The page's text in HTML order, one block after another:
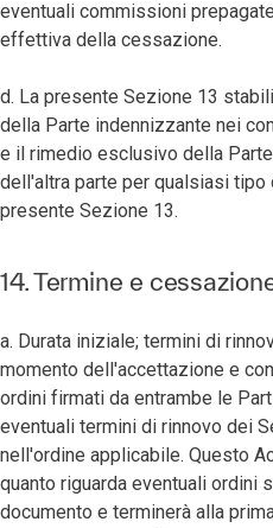
eventuali commissioni
effettiva della cessazione.
d. La presente Sezione 13
della Parte indennizzante nei
e il rimedio esclusivo della
dell'altra parte per qualsiasi
presente Sezione 13.
14. Termine e
a. Durata iniziale; termini di
momento dell'accettazione e
ordini firmati da entrambe le
eventuali termini di rinnovo dei
nell'ordine applicabile. Questo
quanto riguarda eventuali ordini
documento e terminerà alla